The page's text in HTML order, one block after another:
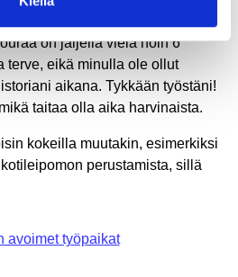
poistunut, päinvastoin.
on jäljellä vielä noin 6
terve, eikä minulla ole ollut
aikana. Tykkään työstäni!
taitaa olla aika harvinaista.
kokeilla muutakin, esimerkiksi
perustamista, sillä
avoimet työpaikat